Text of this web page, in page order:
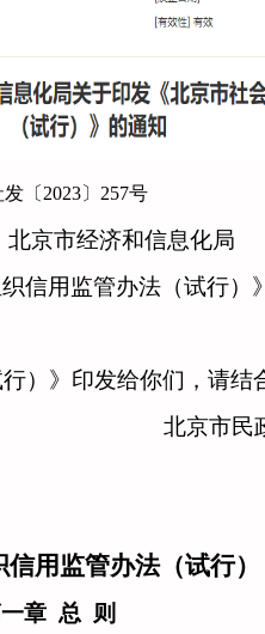
〔 2023〕257号
北京市经济和信息化局
信用监管办法（试行）
》印发给你们，请结
北京市民
用监管办法（试行）
章 总 则